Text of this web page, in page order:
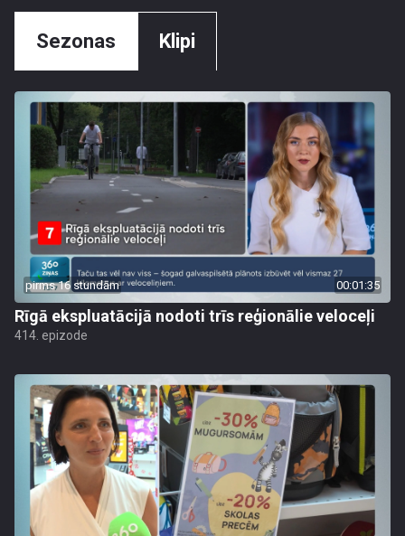
Sezonas Klipi
pirms 16 stundām 00:01:35
Rīgā ekspluatācijā nodoti trīs reģionālie veloceļi
414. epizode